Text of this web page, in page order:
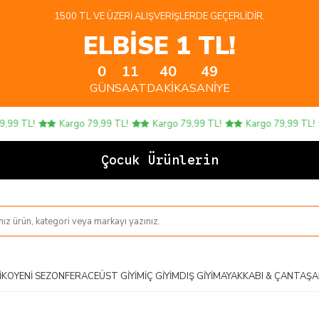
1500 TL VE ÜZERI ALIŞVERIŞLERDE GEÇERLIDIR.
ELBİSE 1 TL!
0
GÜN
11
SAAT
40
DAKIKA
48
SANIYE
TL! Kargo 79,99 TL! Kargo 79,99 TL! Kargo 79,99 TL!
Çocuk Ürünlerinde 4
YENI SEZONFERACEÜST GIYIMİÇ GIYIMDIŞ GIYIMAYAKKABI & ÇANTA